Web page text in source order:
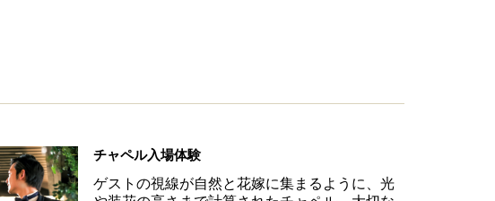
チャペル入場体験
ゲストの視線が自然と花嫁に集まるように、光